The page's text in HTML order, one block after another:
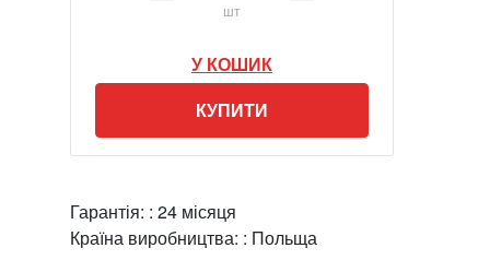
шт
У КОШИК
КУПИТИ
Гарантія: : 24 місяця
Країна виробництва: : Польща